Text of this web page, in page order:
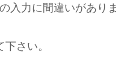
入力に間違いがありま
さい。